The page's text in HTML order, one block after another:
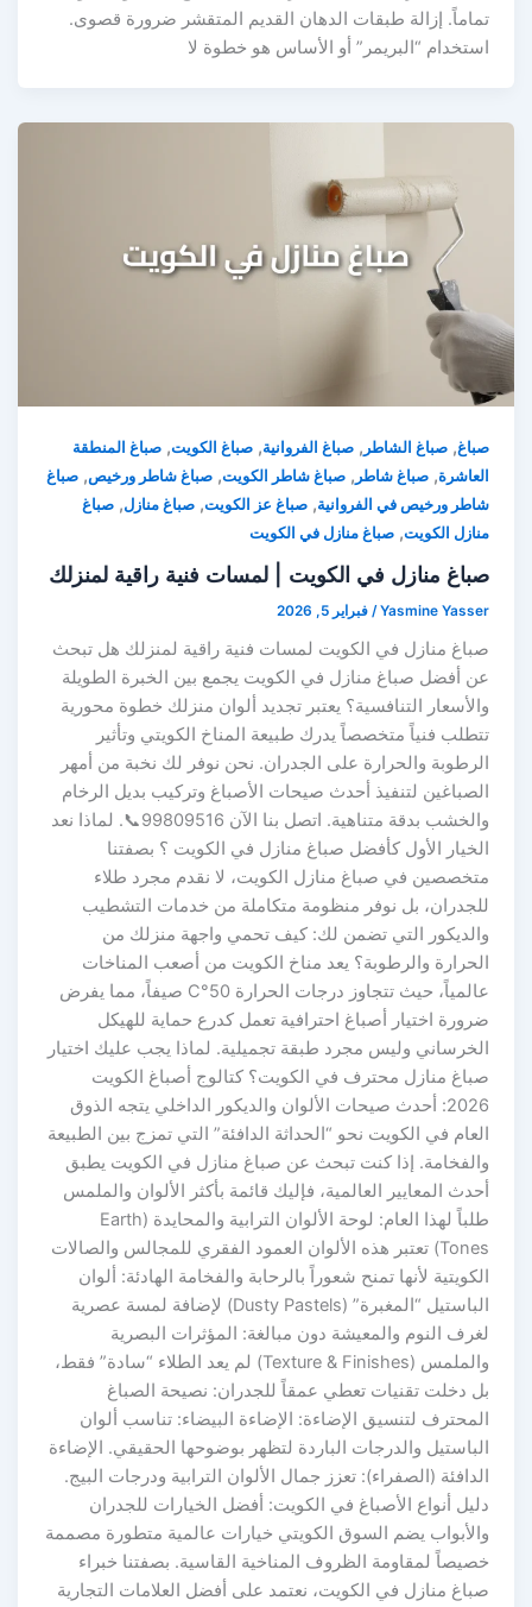
تماماً. إزالة طبقات الدهان القديم المتقشر ضرورة قصوى.
استخدام “البريمر” أو الأساس هو خطوة لا
صباغ,صباغ الشاطر ,صباغ الفروانية,صباغ الكويت,صباغ المنطقة
العاشرة,صباغ شاطر ,صباغ شاطر الكويت,صباغ شاطر ورخيص,صباغ
شاطر ورخيص في الفروانية,صباغ عز الكويت,صباغ منازل,صباغ
منازل الكويت,صباغ منازل في الكويت
صباغ منازل في الكويت | لمسات فنية راقية لمنزلك
Yasmine Yasser
/فبراير 5, 2026
صباغ منازل في الكويت لمسات فنية راقية لمنزلك هل تبحث
عن أفضل صباغ منازل في الكويت يجمع بين الخبرة الطويلة
والأسعار التنافسية؟ يعتبر تجديد ألوان منزلك خطوة محورية
تتطلب فنياً متخصصاً يدرك طبيعة المناخ الكويتي وتأثير
الرطوبة والحرارة على الجدران. نحن نوفر لك نخبة من أمهر
الصباغين لتنفيذ أحدث صيحات الأصباغ وتركيب بديل الرخام
والخشب بدقة متناهية. اتصل بنا الآن 99809516📞. لماذا نعد
الخيار الأول كأفضل صباغ منازل في الكويت ؟ بصفتنا
متخصصين في صباغ منازل الكويت، لا نقدم مجرد طلاء
للجدران، بل نوفر منظومة متكاملة من خدمات التشطيب
والديكور التي تضمن لك: كيف تحمي واجهة منزلك من
الحرارة والرطوبة؟ يعد مناخ الكويت من أصعب المناخات
عالمياً، حيث تتجاوز درجات الحرارة 50°C صيفاً، مما يفرض
ضرورة اختيار أصباغ احترافية تعمل كدرع حماية للهيكل
الخرساني وليس مجرد طبقة تجميلية. لماذا يجب عليك اختيار
صباغ منازل محترف في الكويت؟ كتالوج أصباغ الكويت
2026: أحدث صيحات الألوان والديكور الداخلي يتجه الذوق
العام في الكويت نحو “الحداثة الدافئة” التي تمزج بين الطبيعة
والفخامة. إذا كنت تبحث عن صباغ منازل في الكويت يطبق
أحدث المعايير العالمية، فإليك قائمة بأكثر الألوان والملمس
طلباً لهذا العام: لوحة الألوان الترابية والمحايدة (Earth
Tones) تعتبر هذه الألوان العمود الفقري للمجالس والصالات
الكويتية لأنها تمنح شعوراً بالرحابة والفخامة الهادئة: ألوان
الباستيل “المغبرة” (Dusty Pastels) لإضافة لمسة عصرية
لغرف النوم والمعيشة دون مبالغة: المؤثرات البصرية
والملمس (Texture & Finishes) لم يعد الطلاء “سادة” فقط،
بل دخلت تقنيات تعطي عمقاً للجدران: نصيحة الصباغ
المحترف لتنسيق الإضاءة: الإضاءة البيضاء: تناسب ألوان
الباستيل والدرجات الباردة لتظهر بوضوحها الحقيقي. الإضاءة
الدافئة (الصفراء): تعزز جمال الألوان الترابية ودرجات البيج.
دليل أنواع الأصباغ في الكويت: أفضل الخيارات للجدران
والأبواب يضم السوق الكويتي خيارات عالمية متطورة مصممة
خصيصاً لمقاومة الظروف المناخية القاسية. بصفتنا خبراء
صباغ منازل في الكويت، نعتمد على أفضل العلامات التجارية